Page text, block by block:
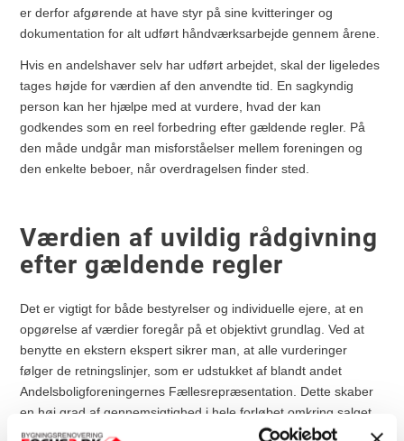
er derfor afgørende at have styr på sine kvitteringer og
dokumentation for alt udført håndværksarbejde gennem årene.
Hvis en andelshaver selv har udført arbejdet, skal der ligeledes
tages højde for værdien af den anvendte tid. En sagkyndig
person kan her hjælpe med at vurdere, hvad der kan
godkendes som en reel forbedring efter gældende regler. På
den måde undgår man misforståelser mellem foreningen og
den enkelte beboer, når overdragelsen finder sted.
Værdien af uvildig rådgivning
efter gældende regler
Det er vigtigt for både bestyrelser og individuelle ejere, at en
opgørelse af værdier foregår på et objektivt grundlag. Ved at
benytte en ekstern ekspert sikrer man, at alle vurderinger
følger de retningslinjer, som er udstukket af blandt andet
Andelsboligforeningernes Fællesrepræsentation. Dette skaber
en høj grad af gennemsigtighed i hele forløbet omkring salget.
Uvildigheden betyder, at hverken køber eller sælger kan